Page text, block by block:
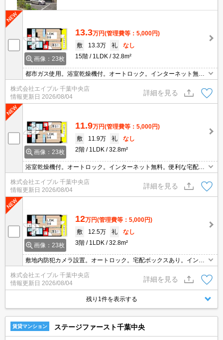
画像：23枚
13.3万円(管理費等：5,000円)
敷
13.3万 礼
なし
15階
1LDK 32.8m²
都市ガス使用。浴室乾燥機付。オートロック。インターネット無
料。便利な宅配BOX。追い焚き付き。カウンター式システムキッチ
ン。RC造。ペット飼育の場合、敷金1ヵ月分増。仲介手数料家賃の
55%。
株式会社エイブル 千葉中央店
情報更新日 2026/08/04
詳細を見る
画像：23枚
11.9万円(管理費等：5,000円)
敷
11.9万 礼
なし
2階
1LDK 32.8m²
浴室乾燥機付。オートロック。インターネット無料。便利な宅配BO
X。追い焚き付き。カウンター式システムキッチン。RC造。ペット
飼育の場合、敷金1ヵ月分増。都市ガス使用。仲介手数料家賃の5
5%。
株式会社エイブル 千葉中央店
情報更新日 2026/08/04
詳細を見る
画像：23枚
12万円(管理費等：5,000円)
敷
12.5万 礼
なし
3階
1LDK 32.8m²
敷地内防犯カメラ設置。オートロック。宅配ボックスあり。インタ
ーネット無料。ウォークインクローゼット付き。シューズボックス
付き。ペット飼育の場合、敷金1ヵ月分増。仲介手数料家賃の5
5%。
株式会社エイブル 千葉中央店
情報更新日 2026/08/04
詳細を見る
残り1件を表示する
賃貸マンション ステージファースト千葉中央